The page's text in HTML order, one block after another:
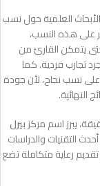
العلمية حول نسب
على هذه النسب،
حتى يتمكن القارئ من
تجارب فردية. كما
نسب نجاح، لأن جودة
النهائية.
يبرز اسم مركزبيرل
التقنيات والدراسات
رعاية متكاملة تضع